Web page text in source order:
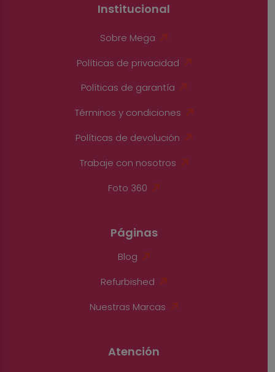
Institucional
Sobre Mega
Políticas de privacidad
Políticas de garantía
Términos y condiciones
Políticas de devolución
Trabaje con nosotros
Foto 360
Páginas
Blog
Refurbished
Nuestras Marcas
Atención